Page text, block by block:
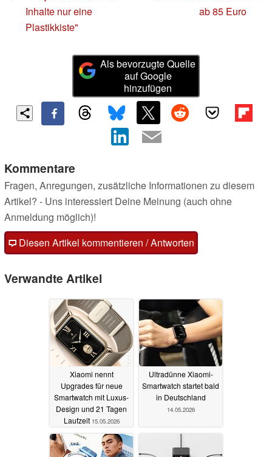
Inhalte nur eine
Plastikkiste"
ab 85 Euro
Als bevorzugte Quelle
auf Google
hinzufügen
Kommentare
Fragen, Anregungen, zusätzliche Informationen zu diesem
Artikel? - Uns interessiert Deine Meinung (auch ohne
Anmeldung möglich)!
Diesen Artikel kommentieren / Antworten
Verwandte Artikel
Xiaomi nennt
Upgrades für neue
Smartwatch mit Luxus-
Design und 21 Tagen
Laufzeit 15.05.2026
Ultradünne Xiaomi-
Smartwatch startet bald
in Deutschland
14.05.2026